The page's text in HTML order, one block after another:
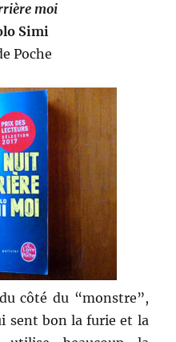
moi
Simi
Poche
côté du “monstre”,
sent bon la furie et la